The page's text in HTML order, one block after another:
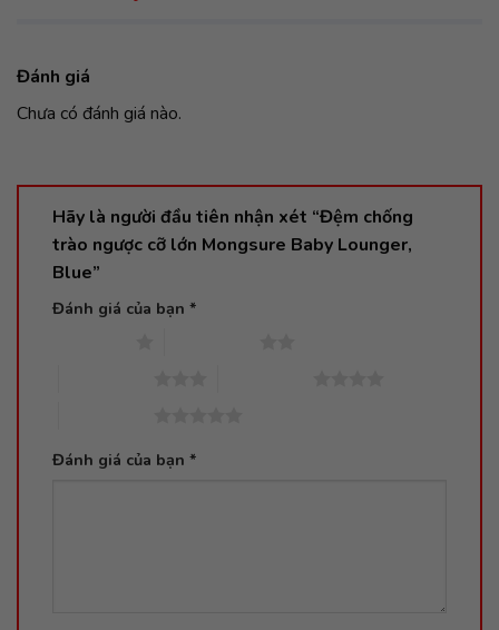
Đánh giá
Chưa có đánh giá nào.
Hãy là người đầu tiên nhận xét “Đệm chống
trào ngược cỡ lớn Mongsure Baby Lounger,
Blue”
Đánh giá của bạn *
Đánh giá của bạn *